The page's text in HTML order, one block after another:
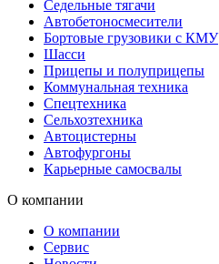
Седельные тягачи
Автобетоносмесители
Бортовые грузовики с КМУ
Шасси
Прицепы и полуприцепы
Коммунальная техника
Спецтехника
Сельхозтехника
Автоцистерны
Автофургоны
Карьерные самосвалы
О компании
О компании
Сервис